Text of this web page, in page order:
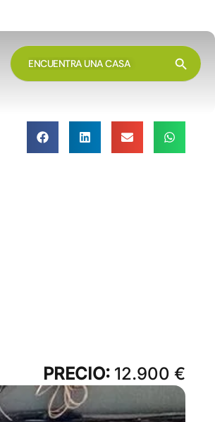
BUSCAR: Botón
PRECIO: 12.900 €